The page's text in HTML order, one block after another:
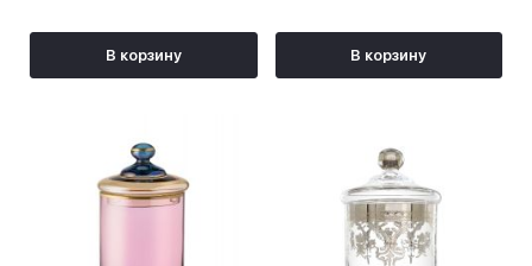
В корзину В корзину